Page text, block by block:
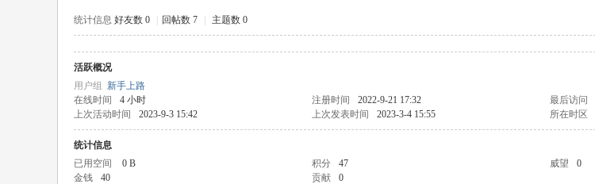
统计信息 好友数 0 回帖数 7 主题数 0
活跃概况
用户组 新手上路
在线时间
4 小时 注册时间 2022-9-21 17:32 最后访问
上次活动时间
2023-9-3 15:42 上次发表时间 2023-3-4 15:55 所在时区
统计信息
已用空间
0 B 积分 47 威望
0
金钱
40 贡献 0